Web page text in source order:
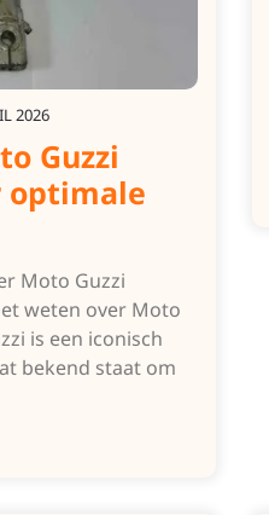
2026
Guzzi
optimale
Moto Guzzi
weten over Moto
is een iconisch
bekend staat om